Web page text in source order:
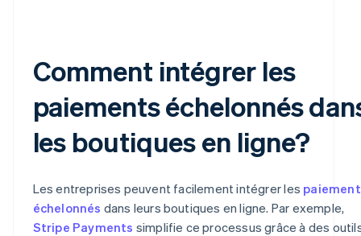
Comment intégrer les
paiements échelonnés
les boutiques en ligne?
Les entreprises peuvent facilement intégrer les
échelonnés dans leurs boutiques en ligne. Par exemple,
Stripe Payments simplifie ce processus grâce à des